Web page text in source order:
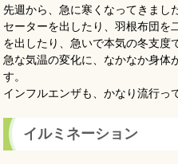
先週から、急に寒くなってきまし
セーターを出したり、羽根布団を
を出したり、急いで本気の冬支度
急な気温の変化に、なかなか身体
す。
インフルエンザも、かなり流行っ
イルミネーション